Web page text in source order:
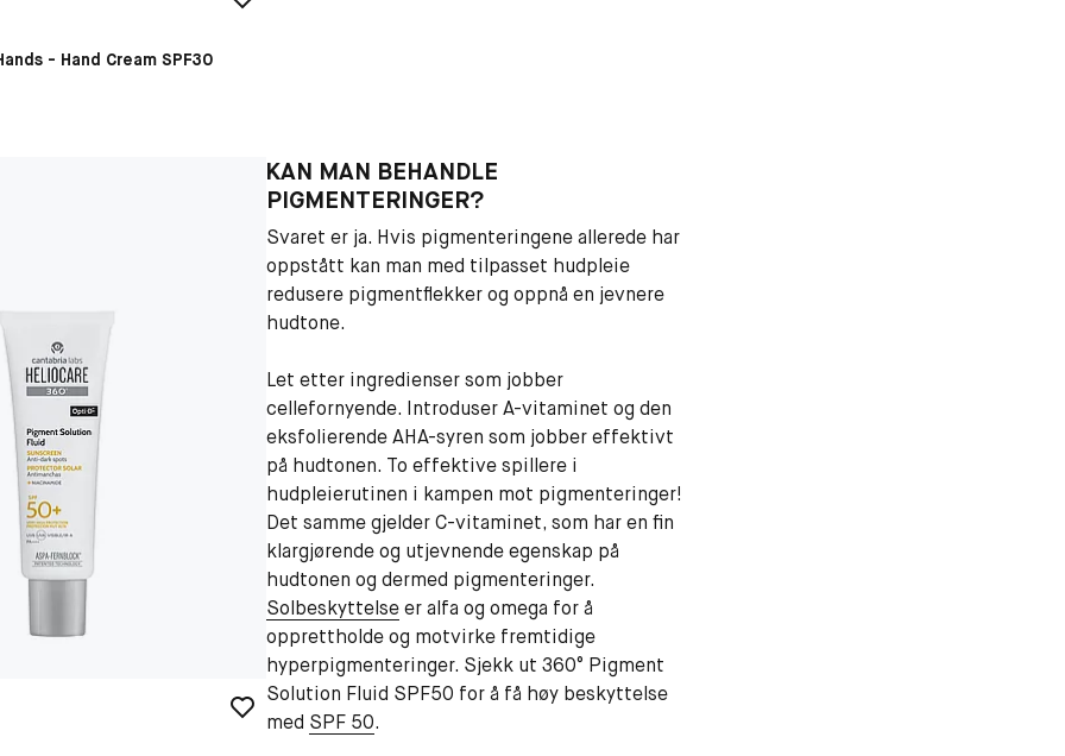
- Hand Cream SPF30
KAN MAN BEHANDLE
PIGMENTERINGER?
Svaret er ja. Hvis pigmenteringene allerede har
oppstått kan man med tilpasset hudpleie
redusere pigmentflekker og oppnå en jevnere
hudtone.
Let etter ingredienser som jobber
cellefornyende. Introduser A-vitaminet og den
eksfolierende AHA-syren som jobber effektivt
på hudtonen. To effektive spillere i
hudpleierutinen i kampen mot pigmenteringer!
Det samme gjelder C-vitaminet, som har en fin
klargjørende og utjevnende egenskap på
hudtonen og dermed pigmenteringer.
Solbeskyttelseer alfa og omega for å
opprettholde og motvirke fremtidige
hyperpigmenteringer. Sjekk ut 360° Pigment
Solution Fluid SPF50 for å få høy beskyttelse
med SPF 50.